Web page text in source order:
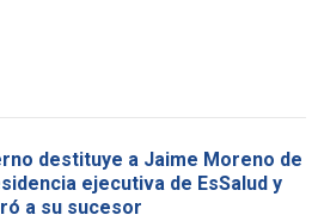
destituye a Jaime Moreno de
ejecutiva de EsSalud y
a su sucesor